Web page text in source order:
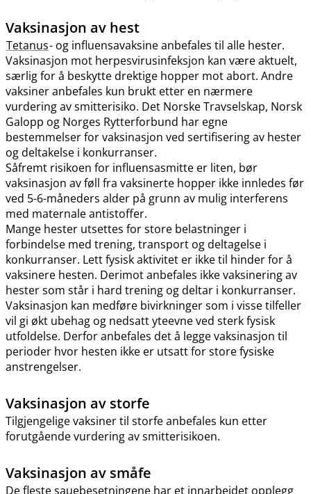
Vaksinasjon av hest
Tetanus- og influensavaksine anbefales til alle hester.
Vaksinasjon mot herpesvirusinfeksjon kan være aktuelt,
særlig for å beskytte drektige hopper mot abort. Andre
vaksiner anbefales kun brukt etter en nærmere
vurdering av smitterisiko. Det Norske Travselskap, Norsk
Galopp og Norges Rytterforbund har egne
bestemmelser for vaksinasjon ved sertifisering av hester
og deltakelse i konkurranser.
Såfremt risikoen for influensasmitte er liten, bør
vaksinasjon av føll fra vaksinerte hopper ikke innledes før
ved 5-6-måneders alder på grunn av mulig interferens
med maternale antistoffer.
Mange hester utsettes for store belastninger i
forbindelse med trening, transport og deltagelse i
konkurranser. Lett fysisk aktivitet er ikke til hinder for å
vaksinere hesten. Derimot anbefales ikke vaksinering av
hester som står i hard trening og deltar i konkurranser.
Vaksinasjon kan medføre bivirkninger som i visse tilfeller
vil gi økt ubehag og nedsatt yteevne ved sterk fysisk
utfoldelse. Derfor anbefales det å legge vaksinasjon til
perioder hvor hesten ikke er utsatt for store fysiske
anstrengelser.
Vaksinasjon av storfe
Tilgjengelige vaksiner til storfe anbefales kun etter
forutgående vurdering av smitterisikoen.
Vaksinasjon av småfe
De fleste sauebesetningene har et innarbeidet opplegg